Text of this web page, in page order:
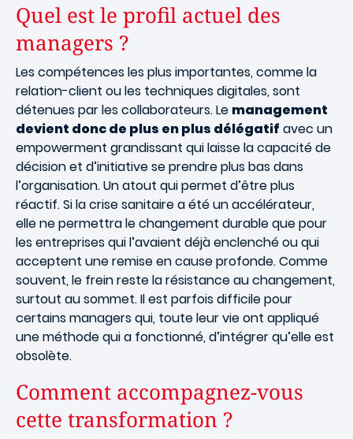
Quel est le profil actuel des
managers ?
Les compétences les plus importantes, comme la
relation-client ou les techniques digitales, sont
détenues par les collaborateurs. Le management
devient donc de plus en plus délégatif avec un
empowerment grandissant qui laisse la capacité de
décision et d’initiative se prendre plus bas dans
l’organisation. Un atout qui permet d’être plus
réactif. Si la crise sanitaire a été un accélérateur,
elle ne permettra le changement durable que pour
les entreprises qui l’avaient déjà enclenché ou qui
acceptent une remise en cause profonde. Comme
souvent, le frein reste la résistance au changement,
surtout au sommet. Il est parfois difficile pour
certains managers qui, toute leur vie ont appliqué
une méthode qui a fonctionné, d’intégrer qu’elle est
obsolète.
Comment accompagnez-vous
cette transformation ?